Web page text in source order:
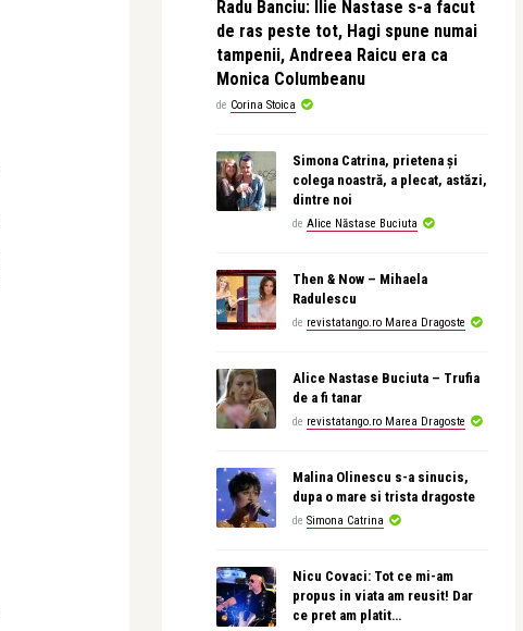
Radu Banciu: Ilie Nastase s-a facut
de ras peste tot, Hagi spune numai
tampenii, Andreea Raicu era ca
Monica Columbeanu
de Corina Stoica
Simona Catrina, prietena și
colega noastră, a plecat, astăzi,
dintre noi
de Alice Năstase Buciuta
Then & Now – Mihaela
Radulescu
de revistatango.ro Marea Dragoste
Alice Nastase Buciuta – Trufia
de a fi tanar
de revistatango.ro Marea Dragoste
Malina Olinescu s-a sinucis,
dupa o mare si trista dragoste
de Simona Catrina
Nicu Covaci: Tot ce mi-am
propus in viata am reusit! Dar
ce pret am platit…